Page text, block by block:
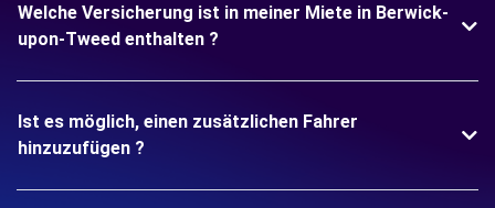
Welche Versicherung ist in meiner Miete in Berwick-
upon-Tweed enthalten ?
Ist es möglich, einen zusätzlichen Fahrer
hinzuzufügen ?